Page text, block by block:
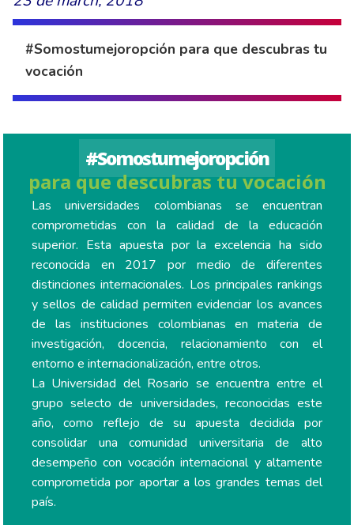
#Somostumejoropción para que descubras tu
vocación
#Somostumejoropción
para que descubras tu vocación
Las universidades colombianas se encuentran
comprometidas con la calidad de la educación
superior. Esta apuesta por la excelencia ha sido
reconocida en 2017 por medio de diferentes
distinciones internacionales. Los principales rankings
y sellos de calidad permiten evidenciar los avances
de las instituciones colombianas en materia de
investigación, docencia, relacionamiento con el
entorno e internacionalización, entre otros.
La Universidad del Rosario se encuentra entre el
grupo selecto de universidades, reconocidas este
año, como reflejo de su apuesta decidida por
consolidar una comunidad universitaria de alto
desempeño con vocación internacional y altamente
comprometida por aportar a los grandes temas del
país.